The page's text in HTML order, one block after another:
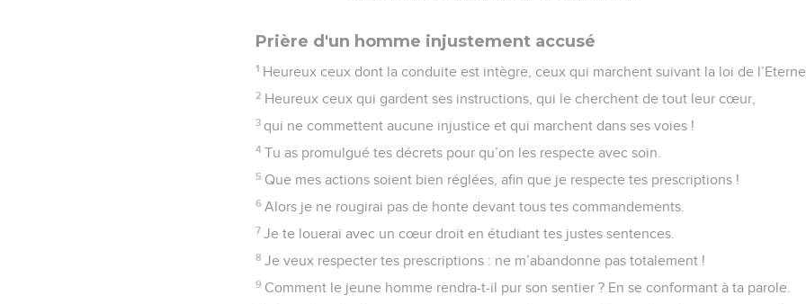
Prière d'un homme injustement accusé
1 Heureux ceux dont la conduite est intègre, ceux qui marchent suivant la loi de
2 Heureux ceux qui gardent ses instructions, qui le cherchent de tout leur cœur,
3 qui ne commettent aucune injustice et qui marchent dans ses voies !
4 Tu as promulgué tes décrets pour qu’on les respecte avec soin.
5 Que mes actions soient bien réglées, afin que je respecte tes prescriptions !
6 Alors je ne rougirai pas de honte devant tous tes commandements.
7 Je te louerai avec un cœur droit en étudiant tes justes sentences.
8 Je veux respecter tes prescriptions : ne m’abandonne pas totalement !
9 Comment le jeune homme rendra-t-il pur son sentier ? En se conformant à ta parole.